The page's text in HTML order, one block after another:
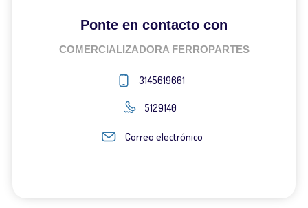
Ponte en contacto con
COMERCIALIZADORA FERROPARTES
3145619661
5129140
Correo electrónico